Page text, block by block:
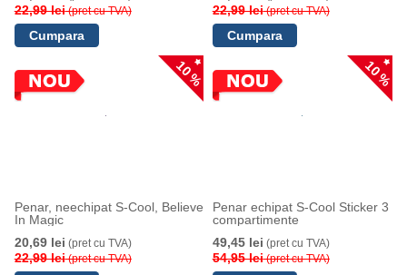
22,99 lei(pret cu TVA) 22,99 lei(pret cu TVA)
10 %
Penar, neechipat S-Cool, Believe
In Magic
20,69 lei (pret cu TVA)
22,99 lei(pret cu TVA)
10 %
Penar echipat S-Cool Sticker 3
compartimente
49,45 lei (pret cu TVA)
54,95 lei(pret cu TVA)